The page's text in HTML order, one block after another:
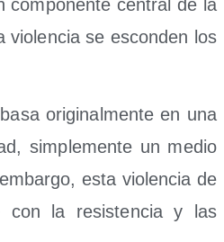
com­po­nen­te cen­tral de la
vio­len­cia se escon­den los
ori­gi­nal­men­te en una
sim­ple­men­te un medio
esta vio­len­cia de
con la resis­ten­cia y las